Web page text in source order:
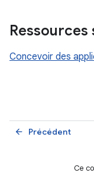
Concevoir des
Précédent
arrow_back
Ce